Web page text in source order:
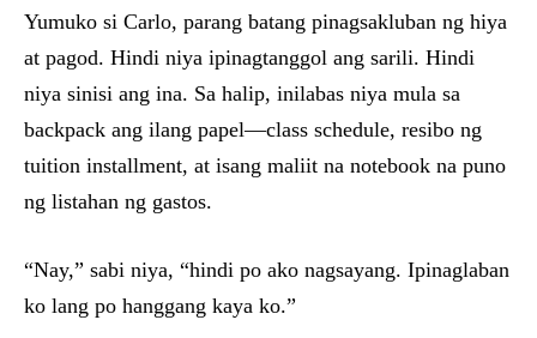
Yumuko si Carlo, parang batang pinagsakluban ng hiya
at pagod. Hindi niya ipinagtanggol ang sarili. Hindi
niya sinisi ang ina. Sa halip, inilabas niya mula sa
backpack ang ilang papel—class schedule, resibo ng
tuition installment, at isang maliit na notebook na puno
ng listahan ng gastos.
“Nay,” sabi niya, “hindi po ako nagsayang. Ipinaglaban
ko lang po hanggang kaya ko.”